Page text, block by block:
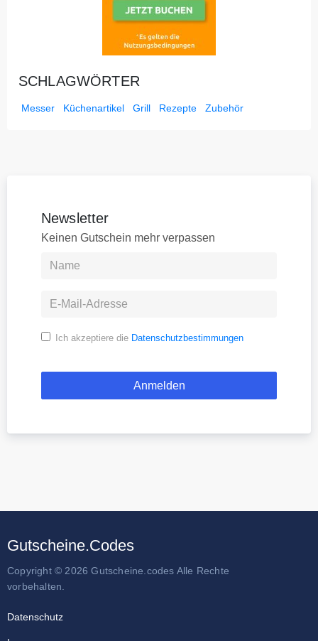
SCHLAGWÖRTER
Messer Küchenartikel Grill Rezepte Zubehör
Newsletter
Keinen Gutschein mehr verpassen
Ich akzeptiere die Datenschutzbestimmungen
Gutscheine.Codes
Copyright © 2026 Gutscheine.codes Alle Rechte
vorbehalten.
Datenschutz